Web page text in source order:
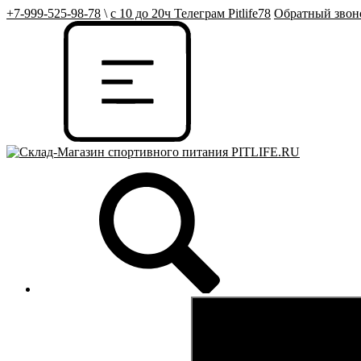
+7-999-525-98-78 \ с 10 до 20ч Телеграм Pitlife78 Обратный